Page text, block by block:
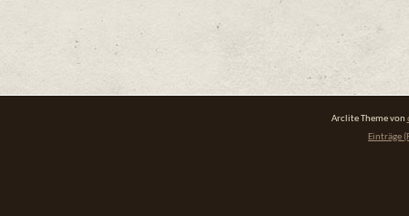
Arclite Theme von
Einträge